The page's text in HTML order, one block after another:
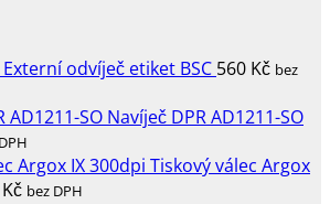
Externí odvíječ etiket BSC 560 Kč bez
Navíječ DPR AD1211-SO
Tiskový válec Argox
Kč bez DPH